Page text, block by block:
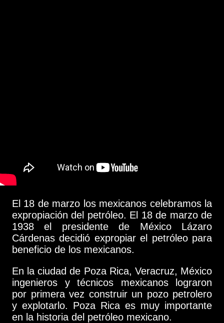
El 18 de marzo los mexicanos celebramos la
expropiación del petróleo. El 18 de marzo de
1938 el presidente de México Lázaro
Cárdenas decidió expropiar el petróleo para
beneficio de los mexicanos.
En la ciudad de Poza Rica, Veracruz, México
ingenieros y técnicos mexicanos lograron
por primera vez construir un pozo petrolero
y explotarlo. Poza Rica es muy importante
en la historia del petróleo mexicano.